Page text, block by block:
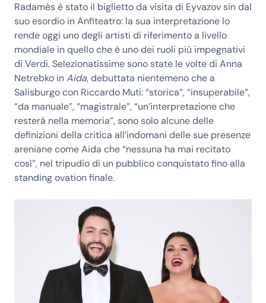
Radamès è stato il biglietto da visita di Eyvazov sin dal
suo esordio in Anfiteatro: la sua interpretazione lo
rende oggi uno degli artisti di riferimento a livello
mondiale in quello che è uno dei ruoli più impegnativi
di Verdi. Selezionatissime sono state le volte di Anna
Netrebko inAida, debuttata nientemeno che a
Salisburgo con Riccardo Muti: “storica”, “insuperabile”,
“da manuale”, “magistrale”, “un’interpretazione che
resterà nella memoria”, sono solo alcune delle
definizioni della critica all’indomani delle sue presenze
areniane come Aida che “nessuna ha mai recitato
così”, nel tripudio di un pubblico conquistato fino alla
standing ovation finale.